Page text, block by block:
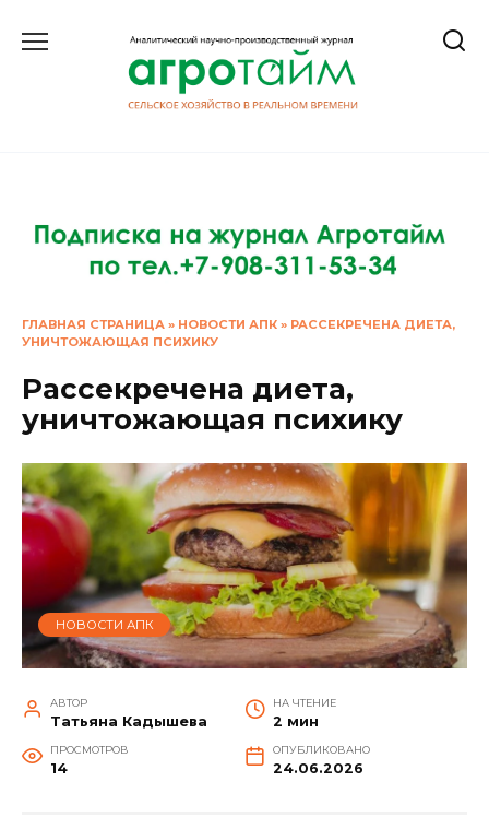
ГЛАВНАЯ СТРАНИЦА » НОВОСТИ АПК » РАССЕКРЕЧЕНА ДИЕТА,
УНИЧТОЖАЮЩАЯ ПСИХИКУ
Рассекречена диета,
уничтожающая психику
НОВОСТИ АПК
АВТОР
Татьяна Кадышева
НА ЧТЕНИЕ
2 мин
ПРОСМОТРОВ
14
ОПУБЛИКОВАНО
24.06.2026